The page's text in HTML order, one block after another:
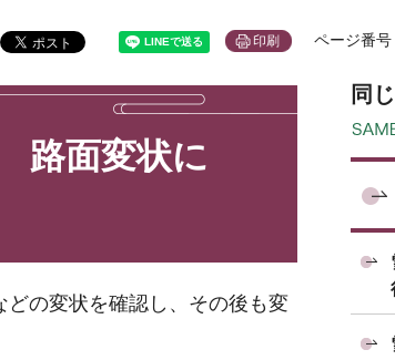
印刷 ページ番号
路面変状に
の変状を確認し、その後も変
同